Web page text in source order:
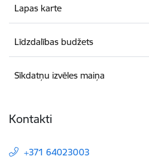
Lapas karte
Līdzdalības budžets
Sīkdatņu izvēles maiņa
Kontakti
+371 64023003